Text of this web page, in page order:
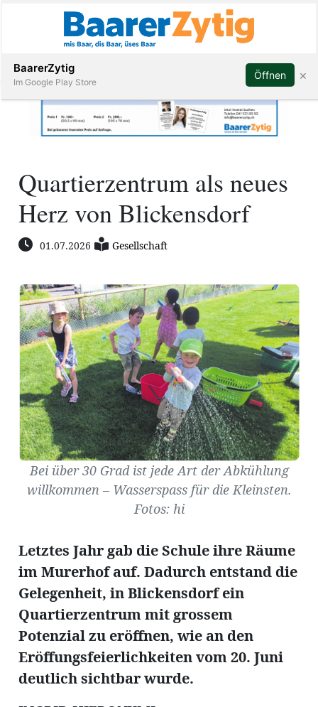
Veranstaltungen
Stellen
Amtliche
Mitteilungen
Baustellen
Abonnieren
Quartierzentrum als neues
Herz von Blickensdorf
01.07.2026 Gesellschaft
Bei über 30 Grad ist jede Art der Abkühlung
willkommen – Wasserspass für die Kleinsten.
Fotos: hi
Letztes Jahr gab die Schule ihre Räume
im Murerhof auf. Dadurch entstand die
Gelegenheit, in Blickensdorf ein
Quartierzentrum mit grossem
Potenzial zu eröffnen, wie an den
Eröffungsfeierlichkeiten vom 20. Juni
deutlich sichtbar wurde.
BaarerZytig
Im Google Play Store
Öffnen ×